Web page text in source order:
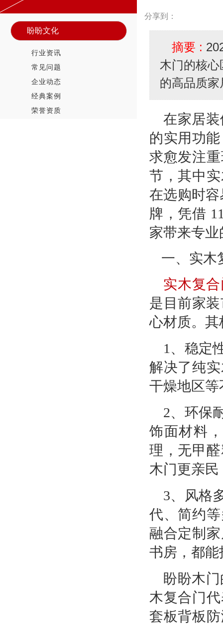
盼盼文化
行业资讯
常见问题
企业动态
经典案例
荣誉资质
分享到：
摘要 :
木门的核
的高品质
在家居
的实用功
求愈发注
节，其中
在选购时
牌，凭借
家带来专
一、 实木
实木复
是目前家
心材质。
1、稳定
解决了纯
干燥地区
2、 环保
饰面材料
理，无甲
木门更亲
3、风格
代、简约
融合定制
书房，都
盼盼木门
木复合门
套板背板